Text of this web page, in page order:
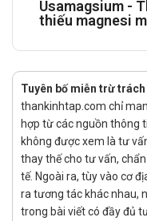
Thải trừ: Quá trình
Pyridoxin:
Hấp thu: Pyridoxin
Chuyển hoá: Sau
tại gan thành
Thải trừ: Pyridoxin
Liều dùng và
Usamagsium -
thiếu magnesi
Tuyên bố miễn trừ
thankinhtap.com chỉ
hợp từ các nguồn thông
không được xem là tư
thay thế cho tư vấn,
tế. Ngoài ra, tùy vào cơ
ra tương tác khác nhau,
trong bài viết có đầy đủ